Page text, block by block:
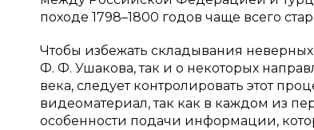
походе 1798–1800 годов чаще всего
Чтобы избежать складывания
Ф. Ф. Ушакова, так и о некоторых
века, следует контролировать этот
видеоматериал, так как в каждом из
особенности подачи информации,